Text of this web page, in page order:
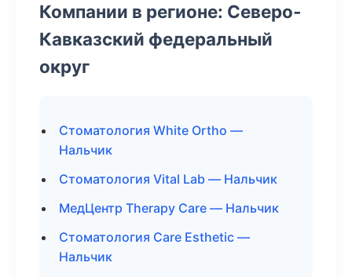
Компании в регионе: Северо-
Кавказский федеральный
округ
Стоматология White Ortho —
Нальчик
Стоматология Vital Lab — Нальчик
МедЦентр Therapy Care — Нальчик
Стоматология Care Esthetic —
Нальчик